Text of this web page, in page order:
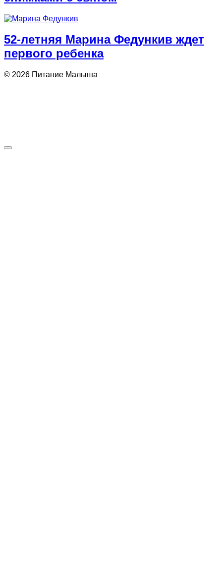
52-летняя Марина Федункив ждет
первого ребенка
© 2026 Питание Малыша